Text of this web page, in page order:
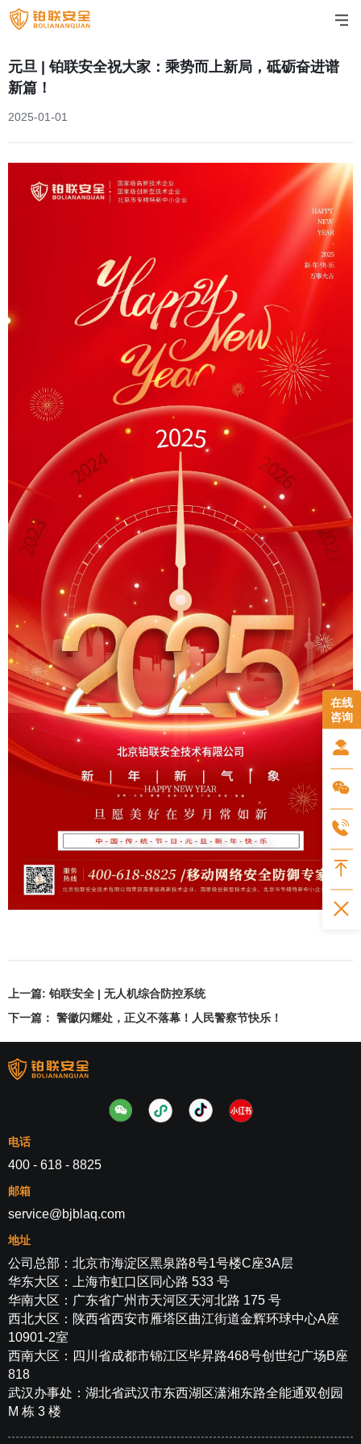
元旦 | 铂联安全祝大家：乘势而上新局，砥砺奋进谱
新篇！
2025-01-01
上一篇: 铂联安全 | 无人机综合防控系统
下一篇： 警徽闪耀处，正义不落幕！人民警察节快乐！
电话
400 - 618 - 8825
邮箱
service@bjblaq.com
地址
公司总部：北京市海淀区黑泉路8号1号楼C座3A层
华东大区：上海市虹口区同心路 533 号
华南大区：广东省广州市天河区天河北路 175 号
西北大区：陕西省西安市雁塔区曲江街道金辉环球中心A座
10901-2室
西南大区：四川省成都市锦江区毕昇路468号创世纪广场B座
818
武汉办事处：湖北省武汉市东西湖区潇湘东路全能通双创园
M 栋 3 楼
在线
咨询